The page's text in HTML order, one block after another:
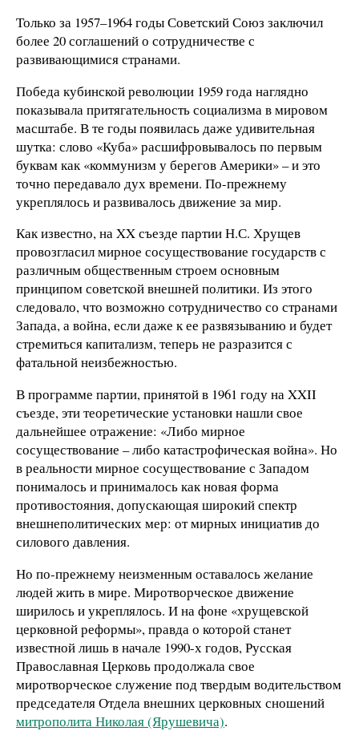
Только за 1957–1964 годы Советский Союз заключил
более 20 соглашений о сотрудничестве с
развивающимися странами.
Победа кубинской революции 1959 года наглядно
показывала притягательность социализма в мировом
масштабе. В те годы появилась даже удивительная
шутка: слово «Куба» расшифровывалось по первым
буквам как «коммунизм у берегов Америки» – и это
точно передавало дух времени. По-прежнему
укреплялось и развивалось движение за мир.
Как известно, на XX съезде партии Н.С. Хрущев
провозгласил мирное сосуществование государств с
различным общественным строем основным
принципом советской внешней политики. Из этого
следовало, что возможно сотрудничество со странами
Запада, а война, если даже к ее развязыванию и будет
стремиться капитализм, теперь не разразится с
фатальной неизбежностью.
В программе партии, принятой в 1961 году на XXII
съезде, эти теоретические установки нашли свое
дальнейшее отражение: «Либо мирное
сосуществование – либо катастрофическая война». Но
в реальности мирное сосуществование с Западом
понималось и принималось как новая форма
противостояния, допускающая широкий спектр
внешнеполитических мер: от мирных инициатив до
силового давления.
Но по-прежнему неизменным оставалось желание
людей жить в мире. Миротворческое движение
ширилось и укреплялось. И на фоне «хрущевской
церковной реформы», правда о которой станет
известной лишь в начале 1990-х годов, Русская
Православная Церковь продолжала свое
миротворческое служение под твердым водительством
председателя Отдела внешних церковных сношений
митрополита Николая (Ярушевича).